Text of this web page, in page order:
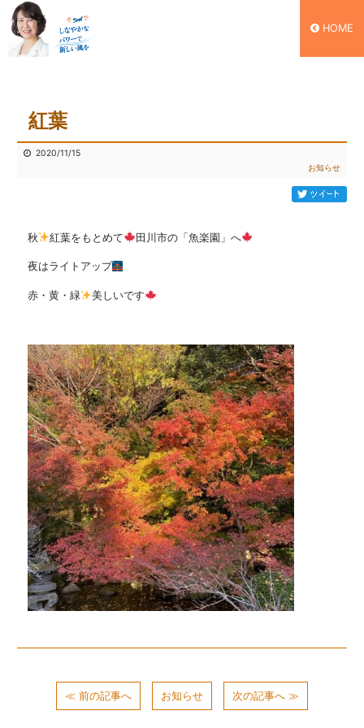
HOME
紅葉
2020/11/15
お知らせ
秋 紅葉をもとめて 田川市の「魚楽園」へ
夜はライトアップ
赤・黄・緑 美しいです
≪ 前の記事へ お知らせ 次の記事へ ≫